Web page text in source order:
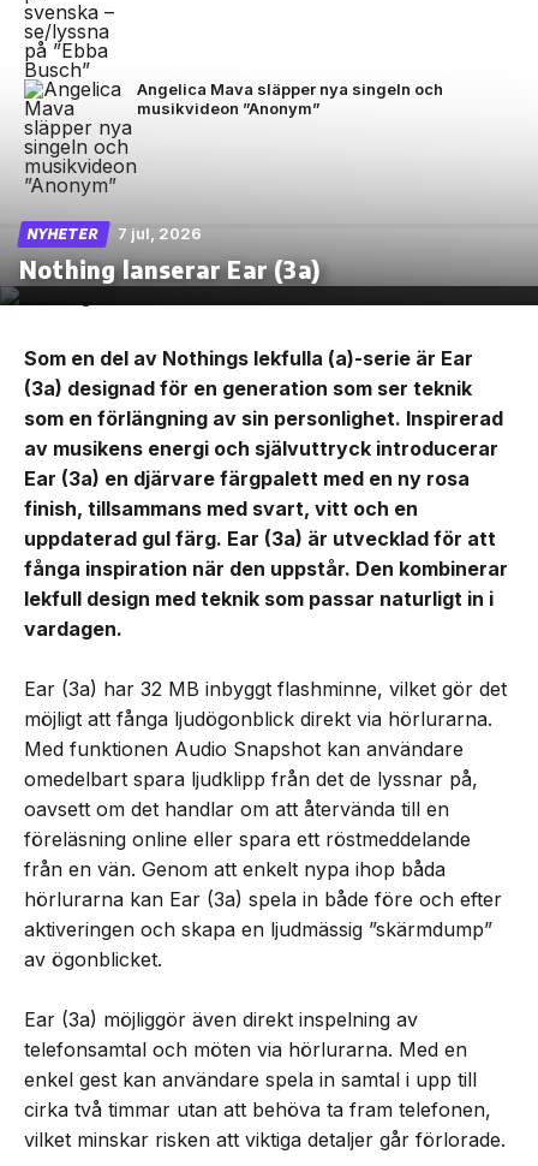
Angelica Mava släpper nya singeln och
musikvideon ”Anonym”
NYHETER 7 jul, 2026
Nothing lanserar Ear (3a)
Som en del av Nothings lekfulla (a)-serie är Ear
(3a) designad för en generation som ser teknik
som en förlängning av sin personlighet. Inspirerad
av musikens energi och självuttryck introducerar
Ear (3a) en djärvare färgpalett med en ny rosa
finish, tillsammans med svart, vitt och en
uppdaterad gul färg. Ear (3a) är utvecklad för att
fånga inspiration när den uppstår. Den kombinerar
lekfull design med teknik som passar naturligt in i
vardagen.
Ear (3a) har 32 MB inbyggt flashminne, vilket gör det
möjligt att fånga ljudögonblick direkt via hörlurarna.
Med funktionen Audio Snapshot kan användare
omedelbart spara ljudklipp från det de lyssnar på,
oavsett om det handlar om att återvända till en
föreläsning online eller spara ett röstmeddelande
från en vän. Genom att enkelt nypa ihop båda
hörlurarna kan Ear (3a) spela in både före och efter
aktiveringen och skapa en ljudmässig ”skärmdump”
av ögonblicket.
Ear (3a) möjliggör även direkt inspelning av
telefonsamtal och möten via hörlurarna. Med en
enkel gest kan användare spela in samtal i upp till
cirka två timmar utan att behöva ta fram telefonen,
vilket minskar risken att viktiga detaljer går förlorade.